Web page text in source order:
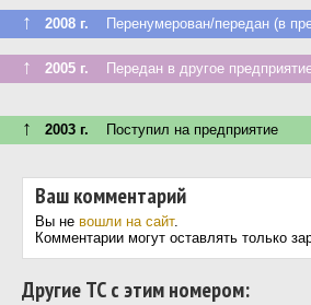
↑ 2008 г. Перенумерован/передан (в
↑ 2005 г. Передан в другое
↑ 2003 г. Поступил на предприятие
Ваш комментарий
Вы не вошли на сайт.
Комментарии могут оставлять только
Другие ТС с этим номером: